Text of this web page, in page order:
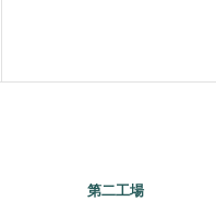
第二工場